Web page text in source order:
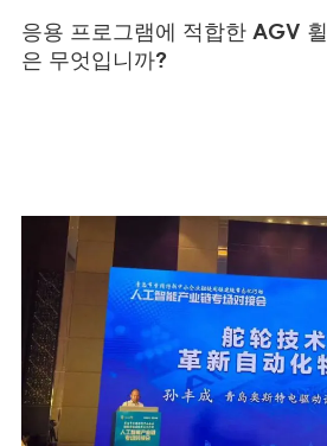
응용 프로그램에 적합한 AGV
은 무엇입니까?